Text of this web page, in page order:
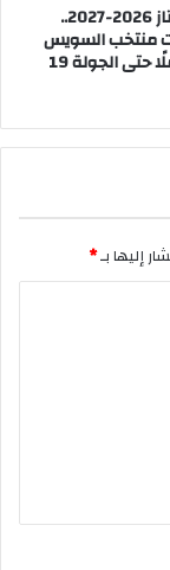
الدوري الممتاز 2026-2027..
منتخب السويس
حتى الجولة 19
إليها بـ*